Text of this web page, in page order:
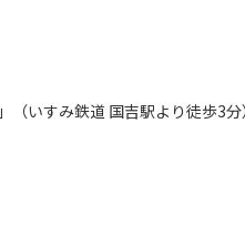
いすみ鉄道 国吉駅より徒歩3分）